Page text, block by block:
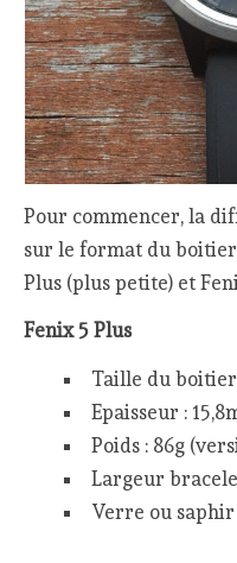
Pour commencer, la
sur le format du boitier
Plus (plus petite) et
Fenix 5 Plus
Taille du
Epaisseur :
Poids : 86g
Largeur
Verre ou saphir